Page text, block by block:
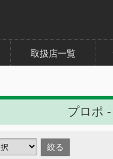
取扱店一覧
プロポ